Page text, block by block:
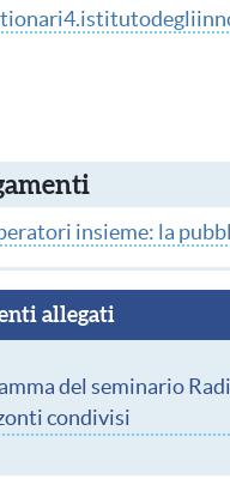
insieme: la
allegati
del seminario
condivisi